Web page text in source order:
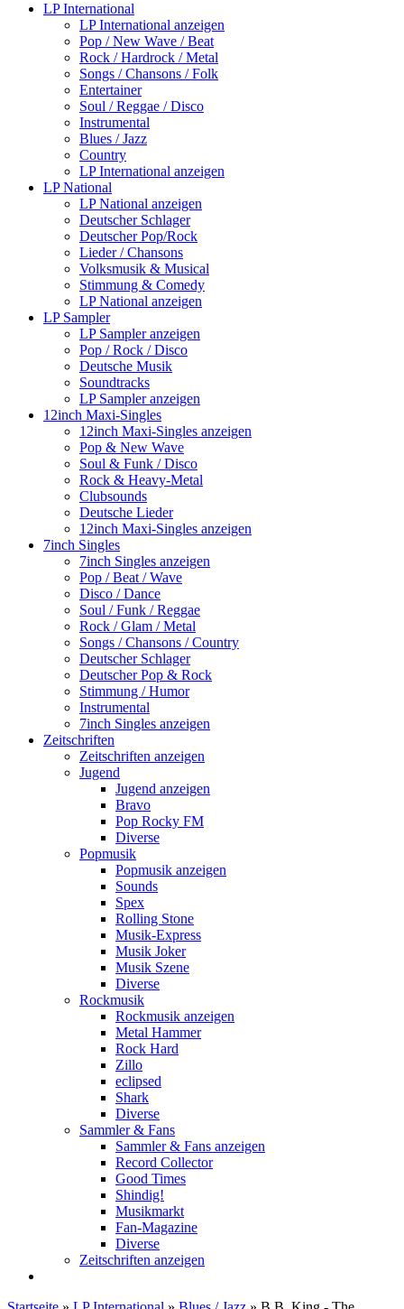
LP International
LP International anzeigen
Pop / New Wave / Beat
Rock / Hardrock / Metal
Songs / Chansons / Folk
Entertainer
Soul / Reggae / Disco
Instrumental
Blues / Jazz
Country
LP International anzeigen
LP National
LP National anzeigen
Deutscher Schlager
Deutscher Pop/Rock
Lieder / Chansons
Volksmusik & Musical
Stimmung & Comedy
LP National anzeigen
LP Sampler
LP Sampler anzeigen
Pop / Rock / Disco
Deutsche Musik
Soundtracks
LP Sampler anzeigen
12inch Maxi-Singles
12inch Maxi-Singles anzeigen
Pop & New Wave
Soul & Funk / Disco
Rock & Heavy-Metal
Clubsounds
Deutsche Lieder
12inch Maxi-Singles anzeigen
7inch Singles
7inch Singles anzeigen
Pop / Beat / Wave
Disco / Dance
Soul / Funk / Reggae
Rock / Glam / Metal
Songs / Chansons / Country
Deutscher Schlager
Deutscher Pop & Rock
Stimmung / Humor
Instrumental
7inch Singles anzeigen
Zeitschriften
Zeitschriften anzeigen
Jugend
Jugend anzeigen
Bravo
Pop Rocky FM
Diverse
Popmusik
Popmusik anzeigen
Sounds
Spex
Rolling Stone
Musik-Express
Musik Joker
Musik Szene
Diverse
Rockmusik
Rockmusik anzeigen
Metal Hammer
Rock Hard
Zillo
eclipsed
Shark
Diverse
Sammler & Fans
Sammler & Fans anzeigen
Record Collector
Good Times
Shindig!
Musikmarkt
Fan-Magazine
Diverse
Zeitschriften anzeigen